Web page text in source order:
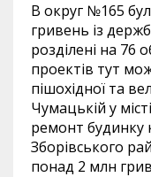
В округ №165
гривень із
розділені на 76
проектів тут
пішохідної та
Чумацькій у
ремонт будинку
Зборівського
понад 2 млн